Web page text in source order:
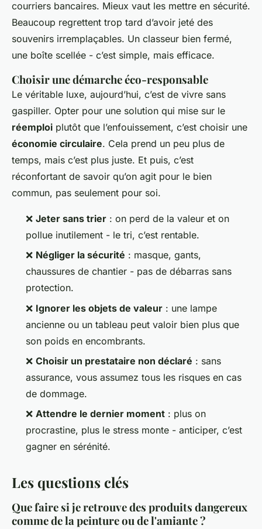
courriers bancaires. Mieux vaut les mettre en sécurité.
Beaucoup regrettent trop tard d’avoir jeté des
souvenirs irremplaçables. Un classeur bien fermé,
une boîte scellée - c’est simple, mais efficace.
Choisir une démarche éco-responsable
Le véritable luxe, aujourd’hui, c’est de vivre sans
gaspiller. Opter pour une solution qui mise sur le
réemploi plutôt que l’enfouissement, c’est choisir une
économie circulaire. Cela prend un peu plus de
temps, mais c’est plus juste. Et puis, c’est
réconfortant de savoir qu’on agit pour le bien
commun, pas seulement pour soi.
❌ Jeter sans trier : on perd de la valeur et on
pollue inutilement - le tri, c’est rentable.
❌ Négliger la sécurité : masque, gants,
chaussures de chantier - pas de débarras sans
protection.
❌ Ignorer les objets de valeur : une lampe
ancienne ou un tableau peut valoir bien plus que
son poids en encombrants.
❌ Choisir un prestataire non déclaré : sans
assurance, vous assumez tous les risques en cas
de dommage.
❌ Attendre le dernier moment : plus on
procrastine, plus le stress monte - anticiper, c’est
gagner en sérénité.
Les questions clés
Que faire si je retrouve des produits dangereux
comme de la peinture ou de l'amiante ?